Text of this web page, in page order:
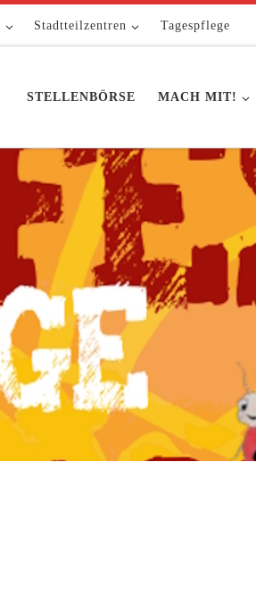
Stadtteilzentren Tagespflege
STELLENBÖRSE MACH MIT!